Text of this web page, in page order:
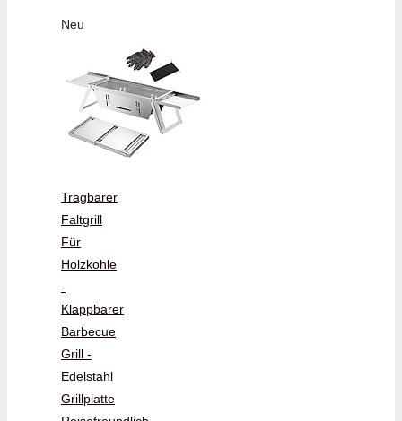
Neu
Tragbarer
Faltgrill
Für
Holzkohle
-
Klappbarer
Barbecue
Grill -
Edelstahl
Grillplatte